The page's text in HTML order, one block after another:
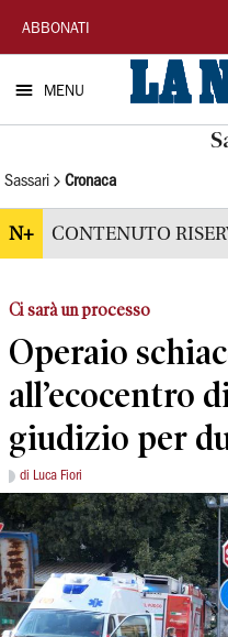
La
Nuova
Sardegna
ABBONATI
MENU
Sassari Cronaca
N+ CONTENUTO
Ci sarà un processo
Operaio
all’ecocentro
giudizio per
di Luca Fiori